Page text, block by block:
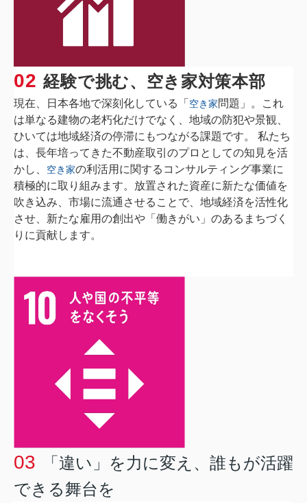
02 経験で挑む、空き家対策本部
現在、日本各地で深刻化している「 空き家問題」。これ
は単なる建物の老朽化だけでなく、地域の防犯や景観、
ひいては地域経済の停滞にもつながる課題です。 私たち
は、長年培ってきた不動産取引のプロとしての知見を活
かし、 空き家の利活用に関するコンサルティング事業に
積極的に取り組みます。放置された資産に新たな価値を
吹き込み、市場に流通させることで、地域経済を活性化
させ、新たな雇用の創出や「働きがい」のあるまちづく
りに貢献します。
03
「違い」を力に変え、誰もが活躍
できる舞台を